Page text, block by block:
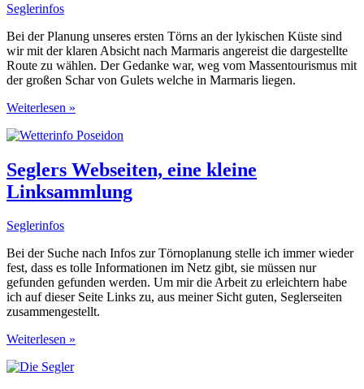
Seglerinfos
Bei der Planung unseres ersten Törns an der lykischen Küste sind
wir mit der klaren Absicht nach Marmaris angereist die dargestellte
Route zu wählen. Der Gedanke war, weg vom Massentourismus mit
der großen Schar von Gulets welche in Marmaris liegen.
Blaue
-
Küste
zwischen
Marmaris
Kas
Weiterlesen »
Seglers Webseiten, eine kleine
Linksammlung
Seglerinfos
Bei der Suche nach Infos zur Törnoplanung stelle ich immer wieder
fest, dass es tolle Informationen im Netz gibt, sie müssen nur
gefunden gefunden werden. Um mir die Arbeit zu erleichtern habe
ich auf dieser Seite Links zu, aus meiner Sicht guten, Seglerseiten
zusammengestellt.
Seglers
eine
Weiterlesen »